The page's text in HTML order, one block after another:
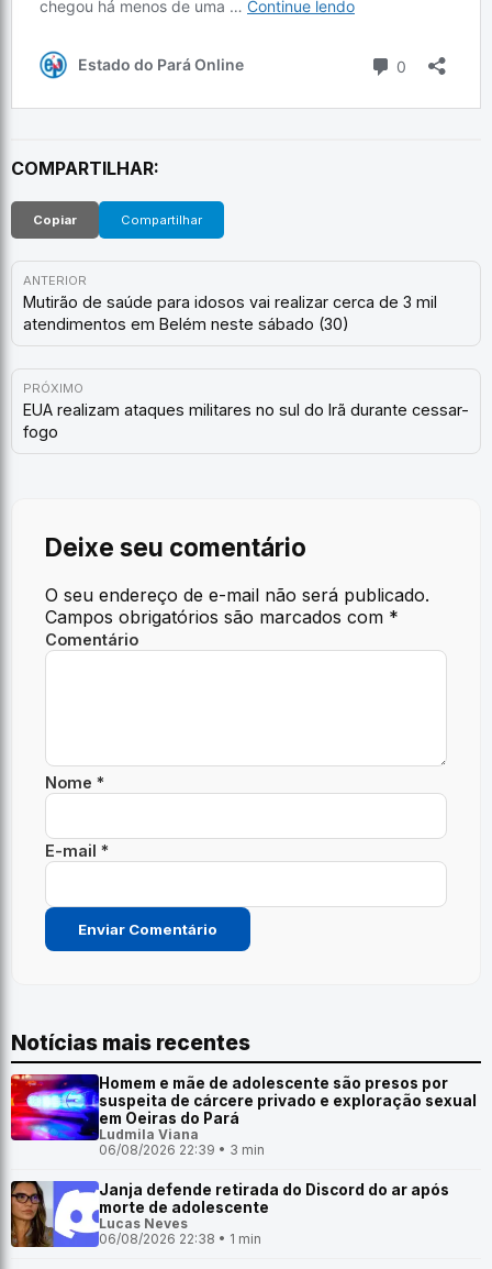
COMPARTILHAR:
Copiar Compartilhar
ANTERIOR
Mutirão de saúde para idosos vai realizar cerca de 3 mil
atendimentos em Belém neste sábado (30)
PRÓXIMO
EUA realizam ataques militares no sul do Irã durante cessar-
fogo
Deixe seu comentário
O seu endereço de e-mail não será publicado.
Campos obrigatórios são marcados com *
Comentário
Nome *
E-mail *
Notícias mais recentes
Homem e mãe de adolescente são presos por
suspeita de cárcere privado e exploração sexual
em Oeiras do Pará
Ludmila Viana
06/08/2026 22:39 • 3 min
Janja defende retirada do Discord do ar após
morte de adolescente
Lucas Neves
06/08/2026 22:38 • 1 min